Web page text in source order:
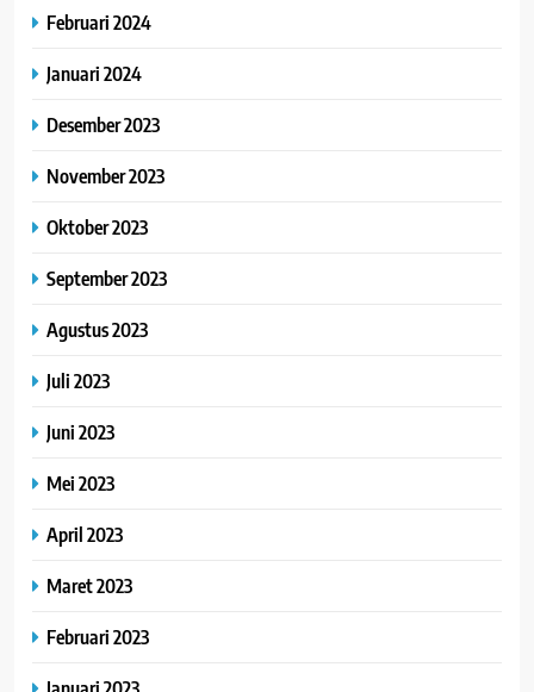
Februari 2024
Januari 2024
Desember 2023
November 2023
Oktober 2023
September 2023
Agustus 2023
Juli 2023
Juni 2023
Mei 2023
April 2023
Maret 2023
Februari 2023